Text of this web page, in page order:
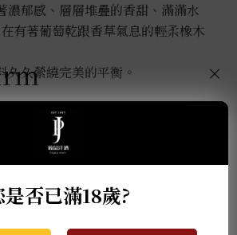
濃郁感、層層堆疊的香甜、滿滿水
有著葡萄乾跟香草氣息的輕柔橡木
久久縈繞完美的平衡。
是否已滿18歲?
×